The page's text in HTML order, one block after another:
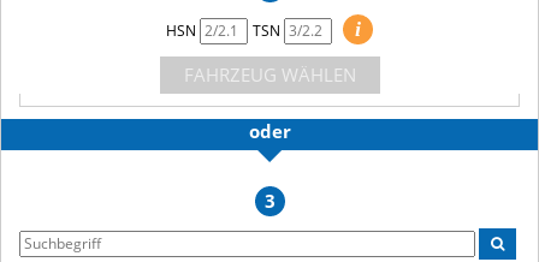
HSN TSN
i
FAHRZEUG WÄHLEN
oder
3